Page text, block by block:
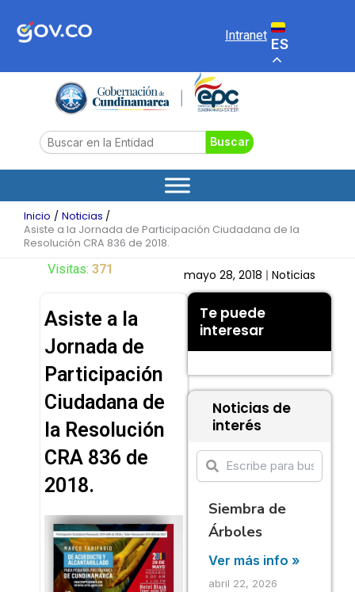
Intranet
ES
Search Buscar
Inicio
Noticias
Asiste a la Jornada de Participación Ciudadana de la
Resolución CRA 836 de 2018.
Visitas: 371 mayo 28, 2018 Noticias
Asiste a la
Jornada de
Participación
Ciudadana de
la Resolución
CRA 836 de
2018.
Te puede
interesar
Noticias de
interés
Siembra de
Árboles
Ver más info »
abril 22, 2026